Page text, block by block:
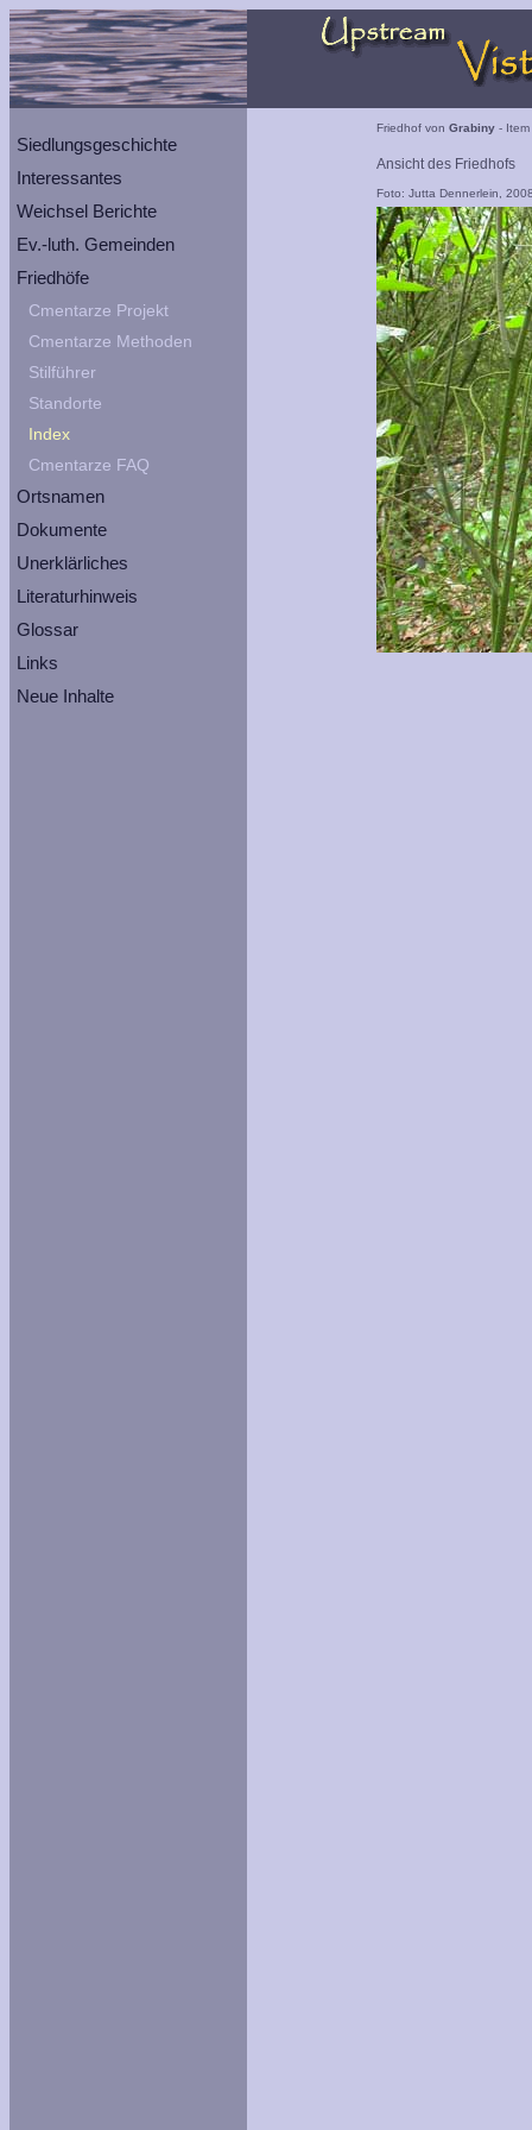
Siedlungsgeschichte
Interessantes
Weichsel Berichte
Ev.-luth. Gemeinden
Friedhöfe
Cmentarze Projekt
Cmentarze Methoden
Stilführer
Standorte
Index
Cmentarze FAQ
Ortsnamen
Dokumente
Unerklärliches
Literaturhinweis
Glossar
Links
Neue Inhalte
Friedhof von Grabiny -
Ansicht des Friedhofs
Foto: Jutta Dennerlein,